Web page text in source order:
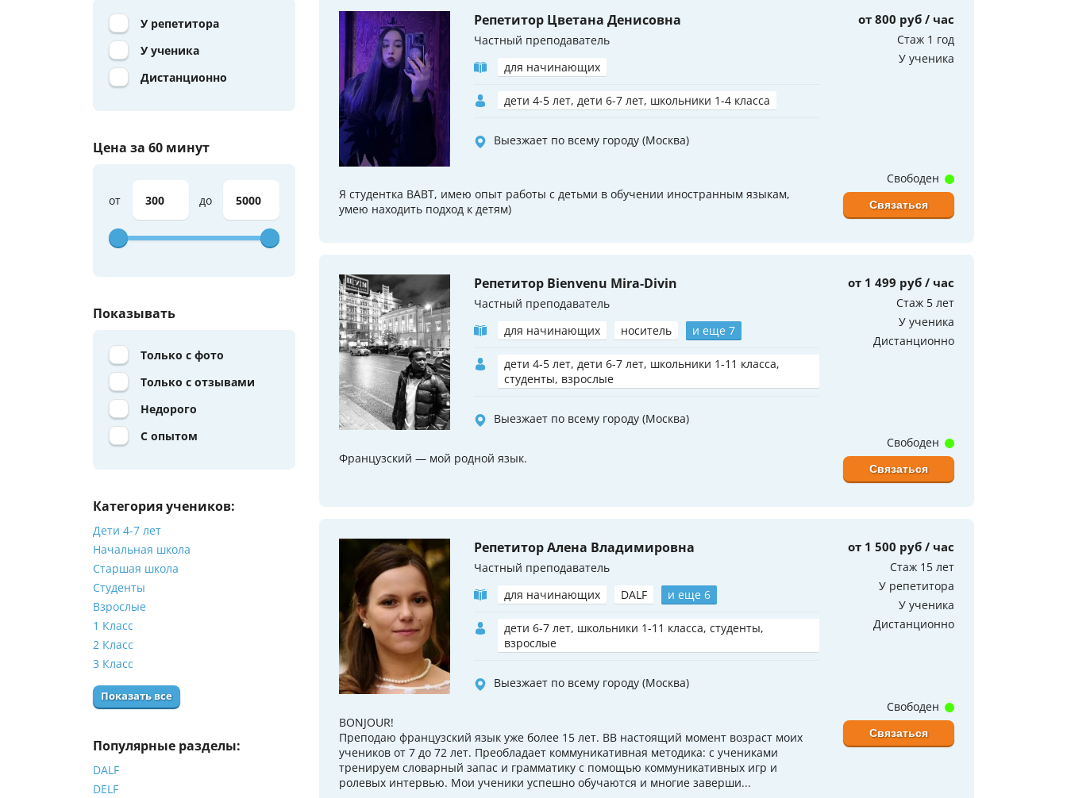
У репетитора
У ученика
Дистанционно
Цена за 60 минут
от до
Показывать
Только с фото
Только с отзывами
Недорого
С опытом
Категория учеников:
Дети 4-7 лет
Начальная школа
Старшая школа
Студенты
Взрослые
1 Класс
2 Класс
3 Класс
Показать все
Популярные разделы:
DALF
DELF
Репетитор Цветана Денисовна
Частный преподаватель
для начинающих
дети 4-5 лет, дети 6-7 лет, школьники 1-4 класса
Выезжает по всему городу (Москва)
от 800 руб / час
Стаж 1 год
У ученика
Я студентка ВАВТ, имею опыт работы с детьми в обучении иностранным языкам,
умею находить подход к детям)
Свободен
Связаться
Репетитор Bienvenu Mira-Divin
Частный преподаватель
для начинающих
носитель и еще 7
дети 4-5 лет, дети 6-7 лет, школьники 1-11 класса,
студенты, взрослые
Выезжает по всему городу (Москва)
от 1 499 руб / час
Стаж 5 лет
У ученика
Дистанционно
Французский — мой родной язык.
Свободен
Связаться
Репетитор Алена Владимировна
Частный преподаватель
для начинающих
DALF и еще 6
дети 6-7 лет, школьники 1-11 класса, студенты,
взрослые
Выезжает по всему городу (Москва)
от 1 500 руб / час
Стаж 15 лет
У репетитора
У ученика
Дистанционно
BONJOUR!
Преподаю французский язык уже более 15 лет. ВВ настоящий момент возраст моих
учеников от 7 до 72 лет. Преобладает коммуникативная методика: с учениками
тренируем словарный запас и грамматику с помощью коммуникативных игр и
ролевых интервью. Мои ученики успешно обучаются и многие заверши...
Свободен
Связаться